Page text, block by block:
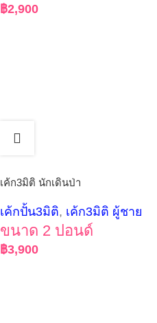
฿2,900
เค้ก3มิติ นักเดินป่า
เค้กปั้น3มิติ, เค้ก3มิติ ผู้ชาย
ขนาด 2 ปอนด์
฿3,900